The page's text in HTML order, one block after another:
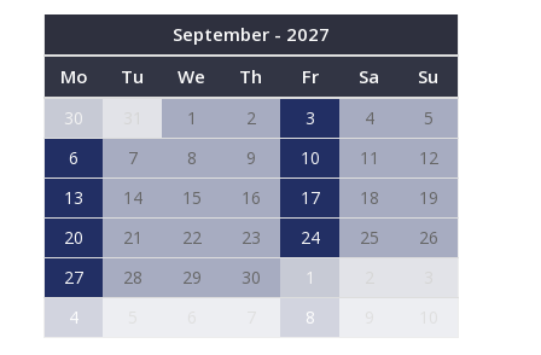
September - 2027
Mo
Tu We Th Fr Sa Su
30 1 2 3 4
5
6
7 8 9 10 11
12
13
14 15 16 17 18
19
20
21 22 23 24 25
26
27
28 29 30 1
4
8